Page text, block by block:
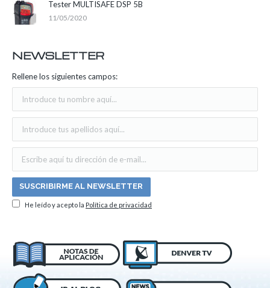
Tester MULTISAFE DSP 5B
11/05/2020
NEWSLETTER
Rellene los siguientes campos:
He leído y acepto la Política de privacidad